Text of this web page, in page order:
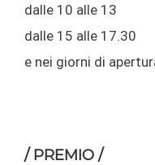
dalle 10 alle 13
dalle 15 alle 17.30
e nei giorni di
/ PREMIO /